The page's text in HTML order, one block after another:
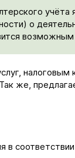
о
возможным
же,
в